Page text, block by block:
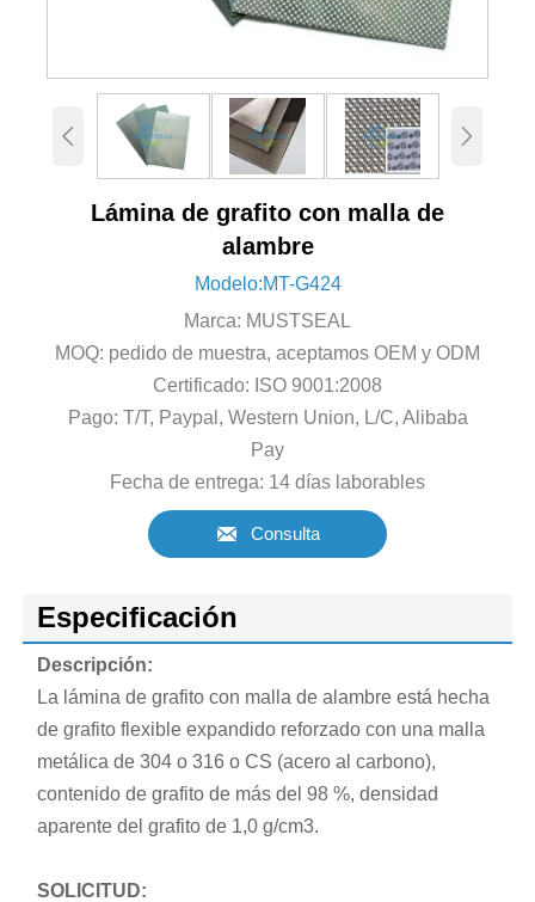
 
Lámina de grafito con malla de
alambre
Modelo:MT-G424
Marca: MUSTSEAL
MOQ: pedido de muestra, aceptamos OEM y ODM
Certificado: ISO 9001:2008
Pago: T/T, Paypal, Western Union, L/C, Alibaba
Pay
Fecha de entrega: 14 días laborables
 Consulta
Especificación
Descripción:
La lámina de grafito con malla de alambre está hecha
de grafito flexible expandido reforzado con una malla
metálica de 304 o 316 o CS (acero al carbono),
contenido de grafito de más del 98 %, densidad
aparente del grafito de 1,0 g/cm3.
SOLICITUD: